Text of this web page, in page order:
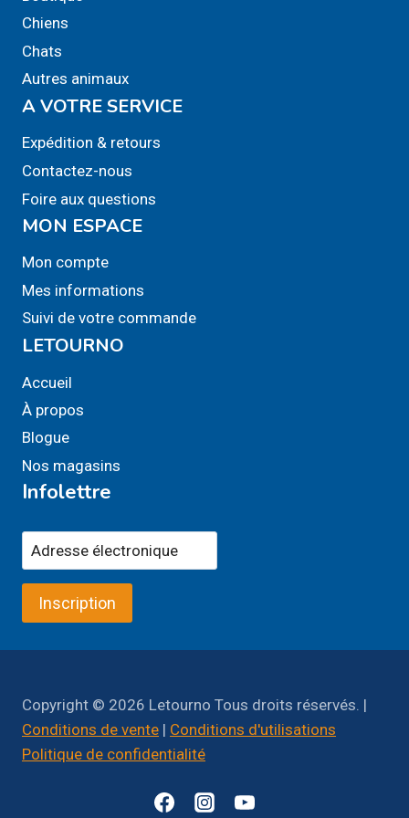
Chiens
Chats
Autres animaux
A VOTRE SERVICE
Expédition & retours
Contactez-nous
Foire aux questions
MON ESPACE
Mon compte
Mes informations
Suivi de votre commande
LETOURNO
Accueil
À propos
Blogue
Nos magasins
Infolettre
Inscription
Copyright © 2026 Letourno Tous droits réservés. |
Conditions de vente | Conditions d'utilisations
Politique de confidentialité